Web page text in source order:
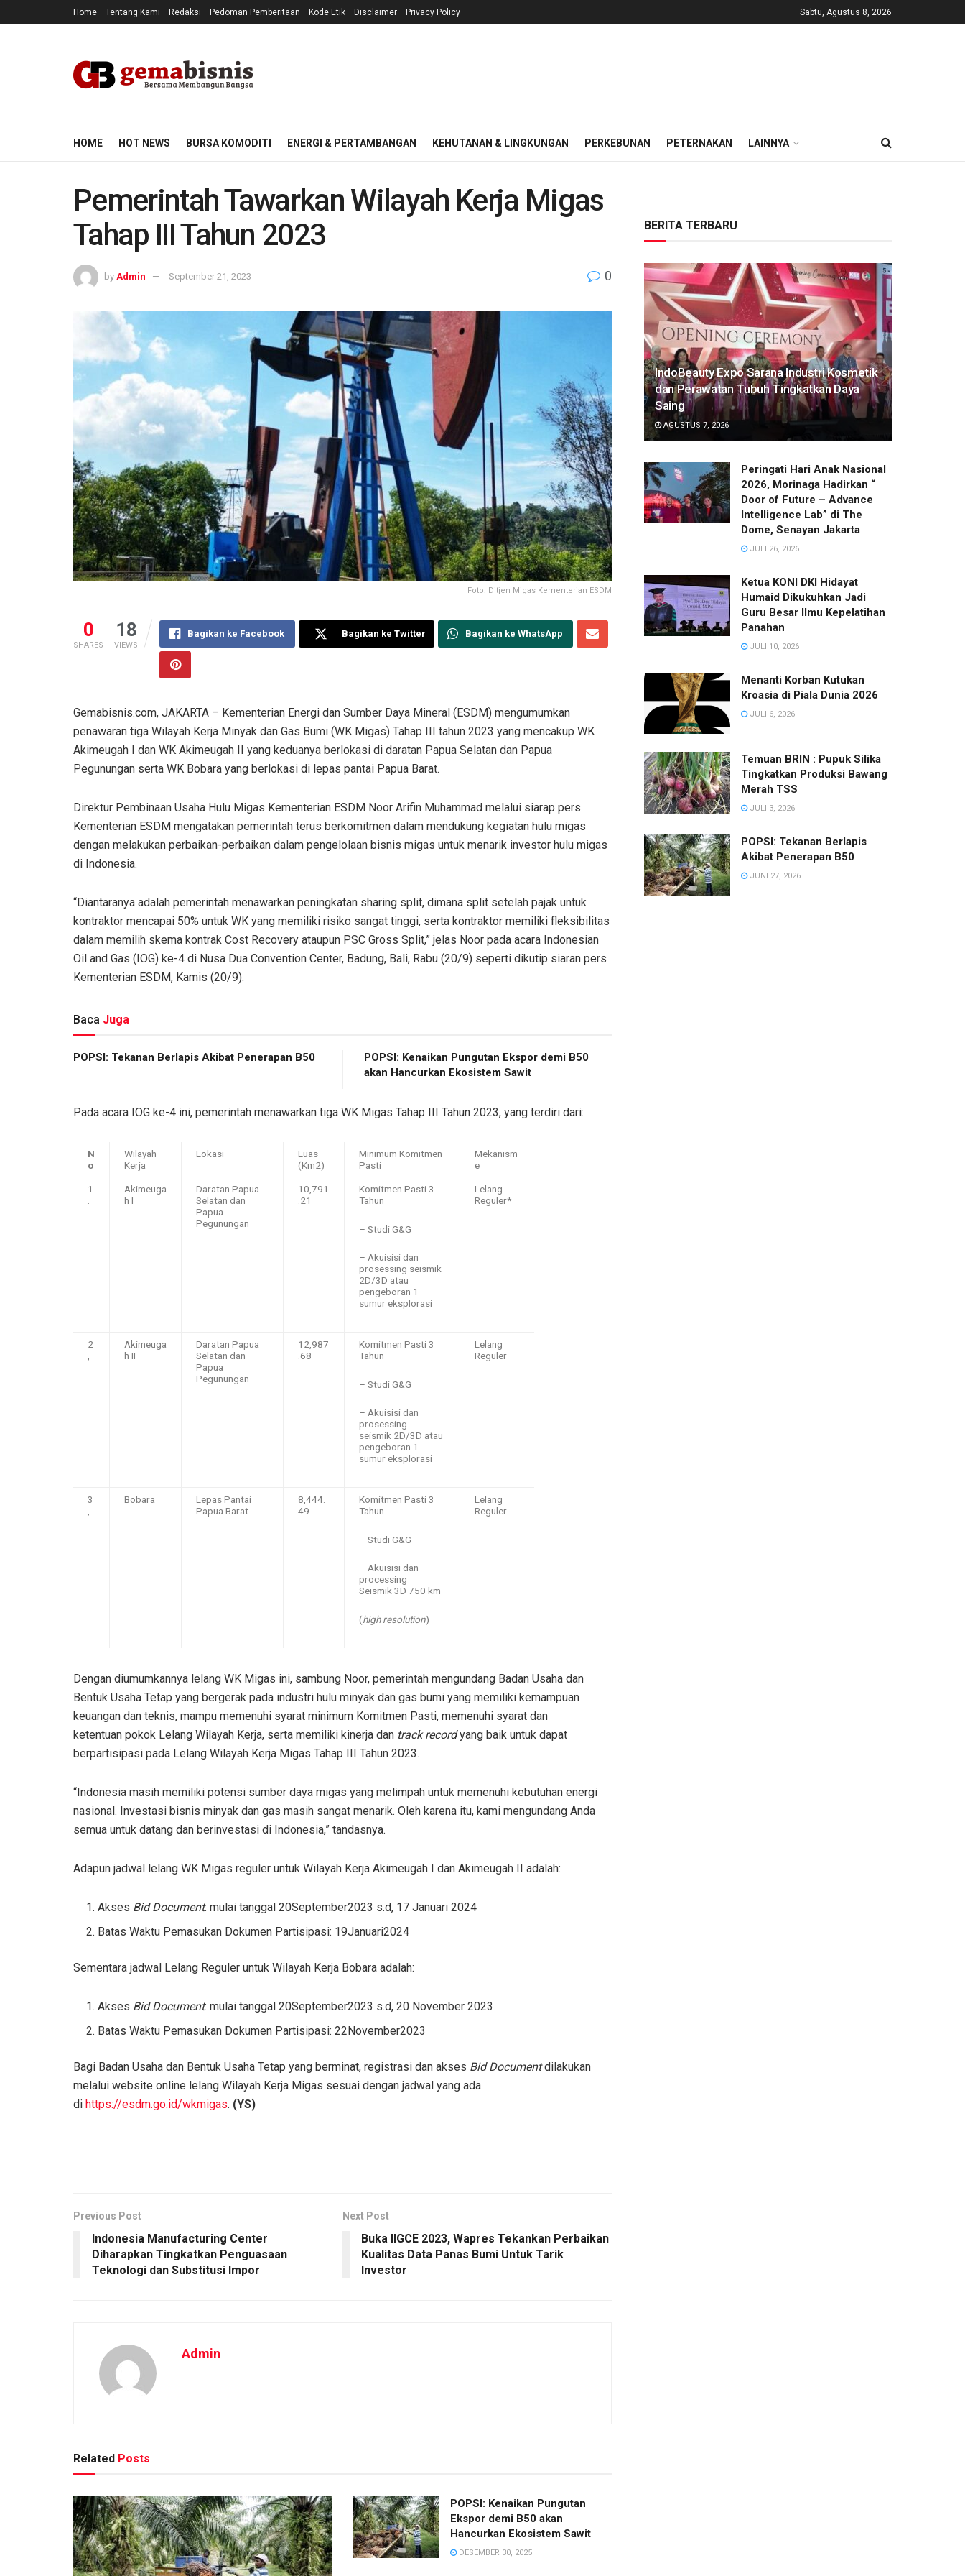
Home Tentang Kami Redaksi Pedoman Pemberitaan Kode Etik Disclaimer Privacy Policy Sabtu, Agustus 8, 2026
HOME HOT NEWS BURSA KOMODITI ENERGI & PERTAMBANGAN KEHUTANAN & LINGKUNGAN PERKEBUNAN PETERNAKAN LAINNYA
Pemerintah Tawarkan Wilayah Kerja Migas
Tahap III Tahun 2023
by Admin September 21, 2023 0
Foto: Ditjen Migas Kementerian ESDM
0
SHARES
18
VIEWS
Bagikan ke Facebook Bagikan ke Twitter Bagikan ke WhatsApp
Gemabisnis.com, JAKARTA – Kementerian Energi dan Sumber Daya Mineral (ESDM) mengumumkan
penawaran tiga Wilayah Kerja Minyak dan Gas Bumi (WK Migas) Tahap III tahun 2023 yang mencakup WK
Akimeugah I dan WK Akimeugah II yang keduanya berlokasi di daratan Papua Selatan dan Papua
Pegunungan serta WK Bobara yang berlokasi di lepas pantai Papua Barat.
Direktur Pembinaan Usaha Hulu Migas Kementerian ESDM Noor Arifin Muhammad melalui siarap pers
Kementerian ESDM mengatakan pemerintah terus berkomitmen dalam mendukung kegiatan hulu migas
dengan melakukan perbaikan-perbaikan dalam pengelolaan bisnis migas untuk menarik investor hulu migas
di Indonesia.
“Diantaranya adalah pemerintah menawarkan peningkatan sharing split, dimana split setelah pajak untuk
kontraktor mencapai 50% untuk WK yang memiliki risiko sangat tinggi, serta kontraktor memiliki fleksibilitas
dalam memilih skema kontrak Cost Recovery ataupun PSC Gross Split,” jelas Noor pada acara Indonesian
Oil and Gas (IOG) ke-4 di Nusa Dua Convention Center, Badung, Bali, Rabu (20/9) seperti dikutip siaran pers
Kementerian ESDM, Kamis (20/9).
Baca Juga
POPSI: Tekanan Berlapis Akibat Penerapan B50
POPSI: Kenaikan Pungutan Ekspor demi B50
akan Hancurkan Ekosistem Sawit
Pada acara IOG ke-4 ini, pemerintah menawarkan tiga WK Migas Tahap III Tahun 2023, yang terdiri dari:
N
o
Wilayah
Kerja
Lokasi
Luas
(Km2)
Minimum Komitmen
Pasti
Mekanism
e
1
Akimeuga
h I
Daratan Papua
Selatan dan
Papua
Pegunungan
10,791
.21
Komitmen Pasti 3
Tahun
– Studi G&G
– Akuisisi dan
prosessing seismik
2D/3D atau
pengeboran 1
sumur eksplorasi
Lelang
Reguler*
2
Akimeuga
h II
Daratan Papua
Selatan dan
Papua
Pegunungan
12,987
.68
Komitmen Pasti 3
Tahun
– Studi G&G
– Akuisisi dan
prosessing
seismik 2D/3D atau
pengeboran 1
sumur eksplorasi
Lelang
Reguler
3
Bobara
Lepas Pantai
Papua Barat
8,444.
49
Komitmen Pasti 3
Tahun
– Studi G&G
– Akuisisi dan
processing
Seismik 3D 750 km
(high resolution)
Lelang
Reguler
Dengan diumumkannya lelang WK Migas ini, sambung Noor, pemerintah mengundang Badan Usaha dan
Bentuk Usaha Tetap yang bergerak pada industri hulu minyak dan gas bumi yang memiliki kemampuan
keuangan dan teknis, mampu memenuhi syarat minimum Komitmen Pasti, memenuhi syarat dan
ketentuan pokok Lelang Wilayah Kerja, serta memiliki kinerja dan track recordyang baik untuk dapat
berpartisipasi pada Lelang Wilayah Kerja Migas Tahap III Tahun 2023.
“Indonesia masih memiliki potensi sumber daya migas yang melimpah untuk memenuhi kebutuhan energi
nasional. Investasi bisnis minyak dan gas masih sangat menarik. Oleh karena itu, kami mengundang Anda
semua untuk datang dan berinvestasi di Indonesia,” tandasnya.
Adapun jadwal lelang WK Migas reguler untuk Wilayah Kerja Akimeugah I dan Akimeugah II adalah:
Akses Bid Document: mulai tanggal 20September2023 s.d, 17 Januari 2024
Batas Waktu Pemasukan Dokumen Partisipasi: 19Januari2024
Sementara jadwal Lelang Reguler untuk Wilayah Kerja Bobara adalah:
Akses Bid Document: mulai tanggal 20September2023 s.d, 20 November 2023
Batas Waktu Pemasukan Dokumen Partisipasi: 22November2023
Bagi Badan Usaha dan Bentuk Usaha Tetap yang berminat, registrasi dan akses Bid Documentdilakukan
melalui website online lelang Wilayah Kerja Migas sesuai dengan jadwal yang ada
di https://esdm.go.id/wkmigas. (YS)
Previous Post
Indonesia Manufacturing Center
Diharapkan Tingkatkan Penguasaan
Teknologi dan Substitusi Impor
Next Post
Buka IIGCE 2023, Wapres Tekankan Perbaikan
Kualitas Data Panas Bumi Untuk Tarik
Investor
Admin
Related Posts
POPSI: Kenaikan Pungutan
Ekspor demi B50 akan
Hancurkan Ekosistem Sawit
DESEMBER 30, 2025
BERITA TERBARU
IndoBeauty Expo Sarana Industri Kosmetik
dan Perawatan Tubuh Tingkatkan Daya
Saing
AGUSTUS 7, 2026
Peringati Hari Anak Nasional
2026, Morinaga Hadirkan “
Door of Future – Advance
Intelligence Lab” di The
Dome, Senayan Jakarta
JULI 26, 2026
Ketua KONI DKI Hidayat
Humaid Dikukuhkan Jadi
Guru Besar Ilmu Kepelatihan
Panahan
JULI 10, 2026
Menanti Korban Kutukan
Kroasia di Piala Dunia 2026
JULI 6, 2026
Temuan BRIN : Pupuk Silika
Tingkatkan Produksi Bawang
Merah TSS
JULI 3, 2026
POPSI: Tekanan Berlapis
Akibat Penerapan B50
JUNI 27, 2026